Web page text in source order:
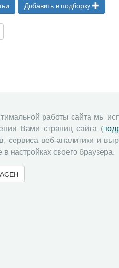
Добавить в подборку
работы сайта мы
Вами страниц сайта (
сервиса веб-аналитики и
в настройках своего браузера.